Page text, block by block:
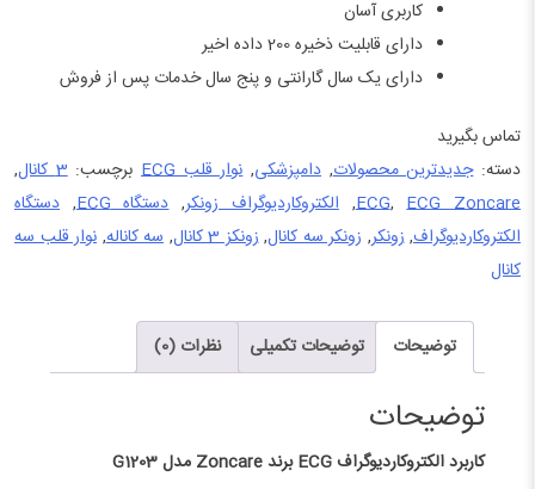
کاربری آسان
دارای قابلیت ذخیره 200 داده اخیر
دارای یک سال گارانتی و پنج سال خدمات پس از فروش
تماس بگیرید
دسته:جدیدترین محصولات, دامپزشکی,نوار قلب ECG برچسب:3 کانال
,
ECG,ECG Zoncare
,الکتروکاردیوگراف زونکر,دستگاه ECG , دستگاه
الکتروکاردیوگراف,زونکر, زونکر سه کانال,زونکز 3 کانال , سه کاناله, نوار قلب سه
کانال
توضیحات توضیحات تکمیلی نظرات (0)
توضیحات
کاربرد الکتروکاردیوگراف ECG برند Zoncare مدل G1203